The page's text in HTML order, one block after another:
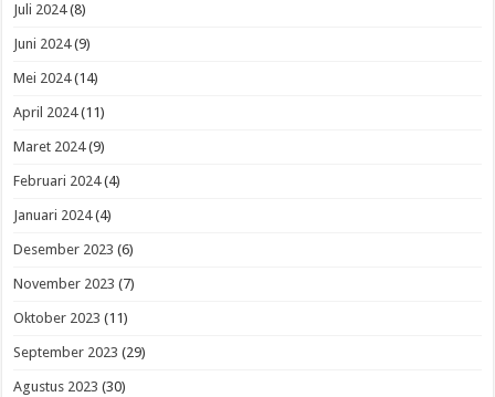
Juli 2024(8)
Juni 2024(9)
Mei 2024(14)
April 2024(11)
Maret 2024(9)
Februari 2024(4)
Januari 2024(4)
Desember 2023 (6)
November 2023 (7)
Oktober 2023 (11)
September 2023 (29)
Agustus 2023 (30)